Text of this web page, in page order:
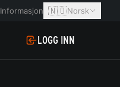
Informasjon 🇳🇴Norsk
LOGG INN